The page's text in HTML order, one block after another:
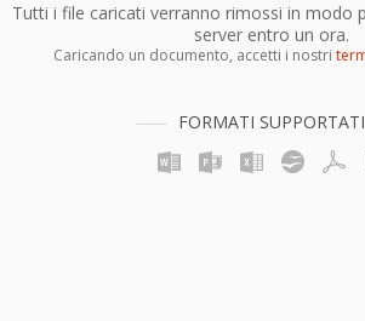
Tutti i file caricati verranno rimossi in modo
server entro un ora.
Caricando un documento, accetti i nostri
FORMATI SUPPORTATI